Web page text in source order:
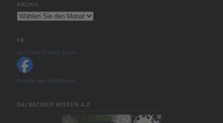
ARCHIV
Archiv
FB
Axel Oder Andrea Schoe
Erstelle dein Profilbanner
DALMATINER WISSEN A-Z